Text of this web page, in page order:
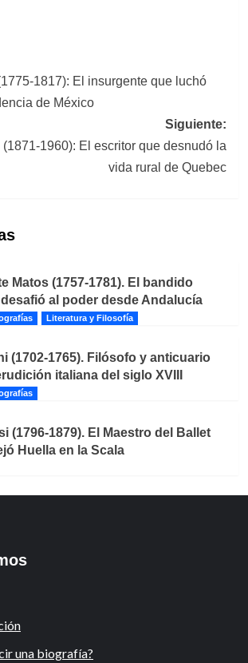
1817): El insurgente que luchó
de México
Siguiente:
1960): El escritor que desnudó la
vida rural de Quebec
Matos (1757-1781). El bandido
al poder desde Andalucía
Literatura y Filosofía
(1702-1765). Filósofo y anticuario
italiana del siglo XVIII
(1796-1879). El Maestro del Ballet
Huella en la Scala
una biografía?